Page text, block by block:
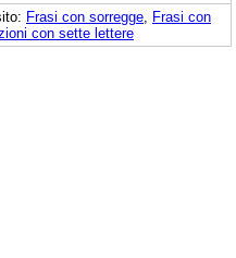
Frasi con sorregge Frasi con
con sette lettere